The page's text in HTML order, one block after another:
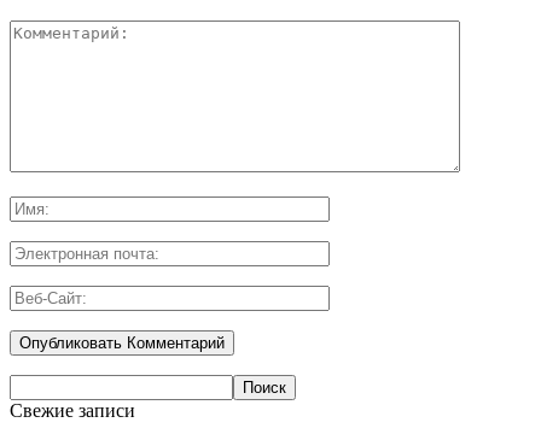
Свежие записи